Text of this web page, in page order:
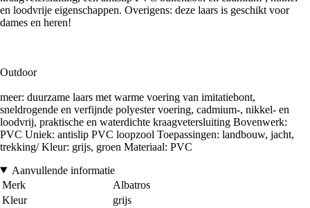
en loodvrije eigenschappen. Overigens: deze laars is geschikt voor
dames en heren!
Outdoor
meer: duurzame laars met warme voering van imitatiebont,
sneldrogende en verfijnde polyester voering, cadmium-, nikkel- en
loodvrij, praktische en waterdichte kraagvetersluiting Bovenwerk:
PVC Uniek: antislip PVC loopzool Toepassingen: landbouw, jacht,
trekking/ Kleur: grijs, groen Materiaal: PVC
Aanvullende informatie
Merk
Albatros
Kleur
grijs